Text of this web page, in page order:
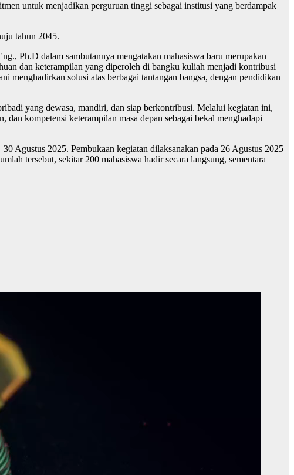
untuk menjadikan perguruan tinggi sebagai institusi yang berdampak
tahun 2045.
Ph.D dalam sambutannya mengatakan mahasiswa baru merupakan
dan keterampilan yang diperoleh di bangku kuliah menjadi kontribusi
menghadirkan solusi atas berbagai tantangan bangsa, dengan pendidikan
yang dewasa, mandiri, dan siap berkontribusi. Melalui kegiatan ini,
kompetensi keterampilan masa depan sebagai bekal menghadapi
Agustus 2025. Pembukaan kegiatan dilaksanakan pada 26 Agustus 2025
tersebut, sekitar 200 mahasiswa hadir secara langsung, sementara